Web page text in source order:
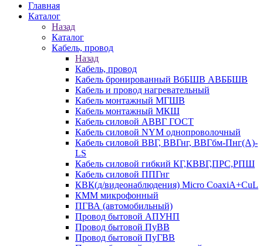
Главная
Каталог
Назад
Каталог
Кабель, провод
Назад
Кабель, провод
Кабель бронированный ВбБШВ АВББШВ
Кабель и провод нагревательный
Кабель монтажный МГШВ
Кабель монтажный МКШ
Кабель силовой АВВГ ГОСТ
Кабель силовой NYM однопроволочный
Кабель силовой ВВГ, ВВГнг, ВВГбм-Пнг(А)-
LS
Кабель силовой гибкий КГ,КВВГ,ПРС,РПШ
Кабель силовой ППГнг
КВК(д/видеонаблюдения) Micro CoaxiA+CuL
КММ микрофонный
ПГВА (автомобильный)
Провод бытовой АПУНП
Провод бытовой ПуВВ
Провод бытовой ПуГВВ